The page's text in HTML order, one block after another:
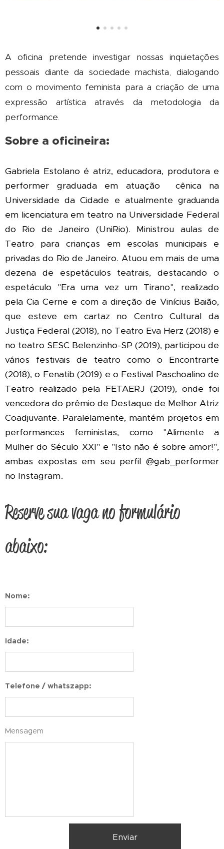
A oficina pretende investigar nossas inquietações
pessoais diante da sociedade machista, dialogando
com o movimento feminista para a criação de uma
expressão artística através da metodologia da
performance.
Sobre a oficineira:
Gabriela Estolano é atriz, educadora, produtora e
performer graduada em atuação cênica na
Universidade da Cidade e atualmente graduanda
em licenciatura em teatro na Universidade Federal
do Rio de Janeiro (UniRio). Ministrou aulas de
Teatro para crianças em escolas municipais e
privadas do Rio de Janeiro. Atuou em mais de uma
dezena de espetáculos teatrais, destacando o
espetáculo "Era uma vez um Tirano", realizado
pela Cia Cerne e com a direção de Vinícius Baião,
que esteve em cartaz no Centro Cultural da
Justiça Federal (2018), no Teatro Eva Herz (2018) e
no teatro SESC Belenzinho-SP (2019), participou de
vários festivais de teatro como o Encontrarte
(2018), o Fenatib (2019) e o Festival Paschoalino de
Teatro realizado pela FETAERJ (2019), onde foi
vencedora do prêmio de Destaque de Melhor Atriz
Coadjuvante. Paralelamente, mantém projetos em
performances feministas, como "Alimente a
Mulher do Século XXI" e "Isto não é sobre amor!",
ambas expostas em seu perfil @gab_performer
no Instagram.
Reserve sua vaga no formulário
abaixo:
Nome:
Idade:
Telefone / whatszapp:
Mensagem
Enviar